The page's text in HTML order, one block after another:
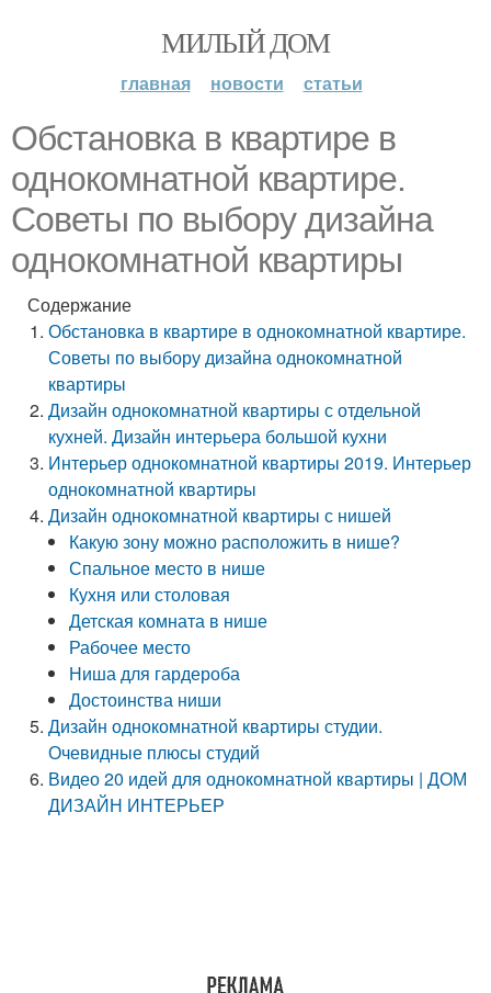
МИЛЫЙ ДОМ
главная новости статьи
Обстановка в квартире в
однокомнатной квартире.
Советы по выбору дизайна
однокомнатной квартиры
Содержание
Обстановка в квартире в однокомнатной квартире.
Советы по выбору дизайна однокомнатной
квартиры
Дизайн однокомнатной квартиры с отдельной
кухней. Дизайн интерьера большой кухни
Интерьер однокомнатной квартиры 2019. Интерьер
однокомнатной квартиры
Дизайн однокомнатной квартиры с нишей
Какую зону можно расположить в нише?
Спальное место в нише
Кухня или столовая
Детская комната в нише
Рабочее место
Ниша для гардероба
Достоинства ниши
Дизайн однокомнатной квартиры студии.
Очевидные плюсы студий
Видео 20 идей для однокомнатной квартиры | ДОМ
ДИЗАЙН ИНТЕРЬЕР